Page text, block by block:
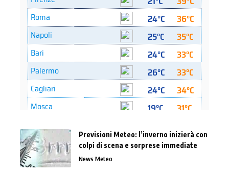
Previsioni Meteo: l’inverno inizierà con
colpi di scena e sorprese immediate
News Meteo